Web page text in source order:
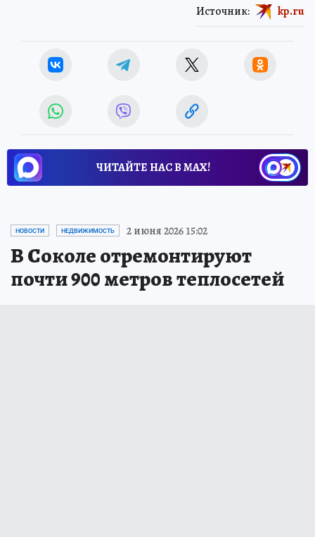
Источник: kp.ru
ЧИТАЙТЕ НАС В МАХ!
НОВОСТИ НЕДВИЖИМОСТЬ 2 июня 2026 15:02
В Соколе отремонтируют
почти 900 метров теплосетей